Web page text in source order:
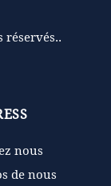
réservés..
nous
de nous